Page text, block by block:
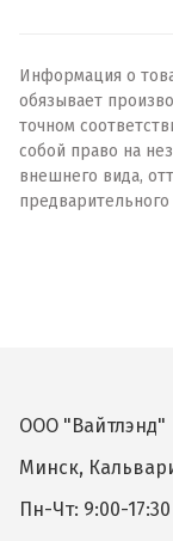
Информация о
обязывает
точном
собой право на
внешнего вида,
ООО "Вайтлэнд"
Минск,
Пн-Чт: 9:00-17:30